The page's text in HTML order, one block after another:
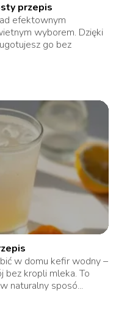
przepis
efektownym
wyborem. Dzięki
go bez
w domu kefir wodny –
bez kropli mleka. To
naturalny sposó...